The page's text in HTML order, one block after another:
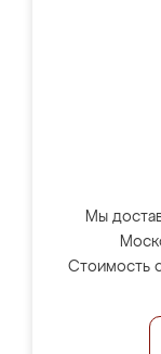
Мы
Стоимость